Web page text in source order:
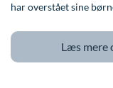
har overstået sine
Læs mere